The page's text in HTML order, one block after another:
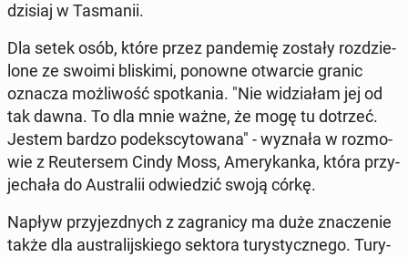
dzisiaj w Ta­sma­nii.
Dla setek osób, które przez pan­de­mię zostały roz­dzie­
lo­ne ze swoimi bli­ski­mi, ponowne otwar­cie granic
oznacza moż­li­wość spo­tka­nia. "Nie wi­dzia­łam jej od
tak dawna. To dla mnie ważne, że mogę tu dotrzeć.
Jestem bardzo pod­eks­cy­to­wa­na" - wyznała w roz­mo­
wie z Reu­ter­sem Cindy Moss, Ame­ry­kan­ka, która przy­
je­cha­ła do Au­stra­lii od­wie­dzić swoją córkę.
Napływ przy­jezd­nych z za­gra­ni­cy ma duże zna­cze­nie
także dla au­stra­lij­skie­go sektora tu­ry­stycz­ne­go. Tu­ry­